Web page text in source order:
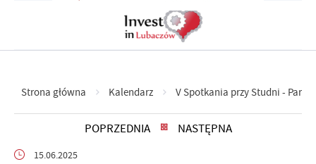
Strona główna Kalendarz V Spotkania przy Studni -
POPRZEDNIA NASTĘPNA
15.06.2025